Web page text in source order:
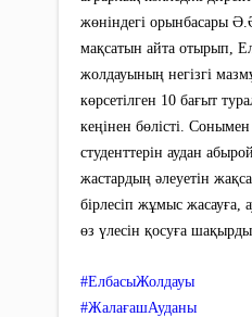
жөніндегі орынбасары
мақсатын айта отырып,
жолдауының негізгі
көрсетілген 10 бағыт
кеңінен бөлісті.
студенттерін аудан
жастардың әлеуетін
бірлесіп жұмыс жасауға,
өз үлесін қосуға шақырды.
#ЕлбасыЖолдауы
#ЖалағашАуданы